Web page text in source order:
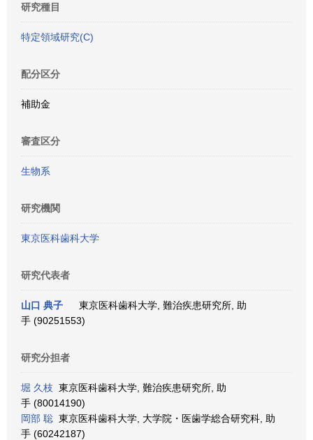
研究種目
特定領域研究(C)
配分区分
補助金
審査区分
生物系
研究機関
東京医科歯科大学
研究代表者
山口 典子
東京医科歯科大学, 難治疾患研究所, 助
手 (90251553)
研究分担者
堀 久枝 東京医科歯科大学, 難治疾患研究所, 助
手 (80014190)
岡部 聡 東京医科歯科大学, 大学院・医歯学総合研究科, 助
手 (60242187)